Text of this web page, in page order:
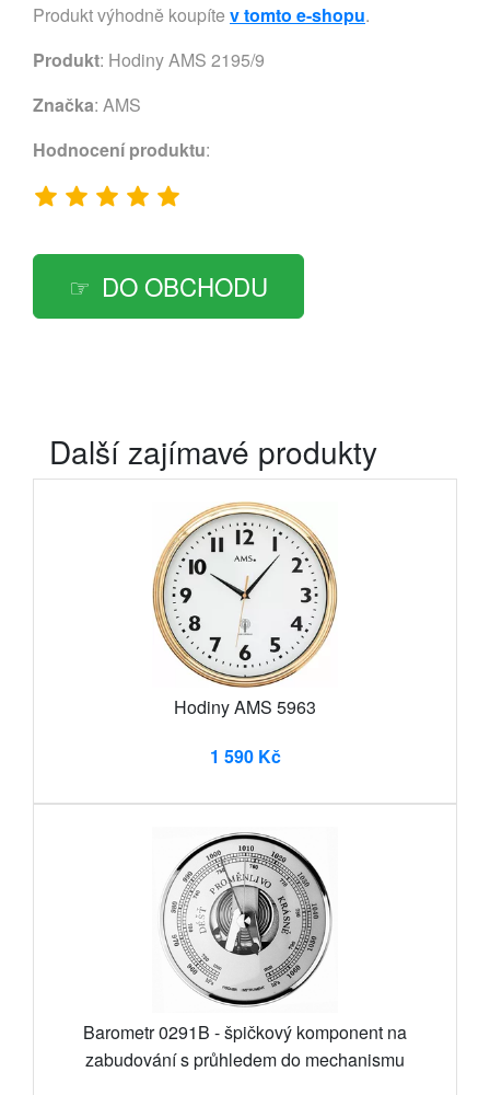
Produkt výhodně koupíte v tomto e-shopu.
Produkt: Hodiny AMS 2195/9
Značka: AMS
Hodnocení produktu:
DO OBCHODU
Další zajímavé produkty
Hodiny AMS 5963
1 590 Kč
Barometr 0291B - špičkový komponent na
zabudování s průhledem do mechanismu